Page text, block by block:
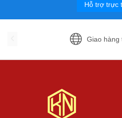
Hỗ trợ trực
Giao hàng